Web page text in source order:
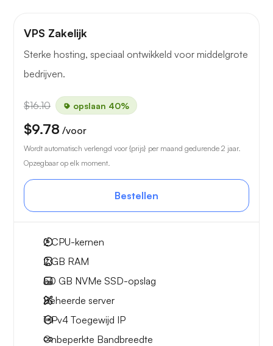
VPS Zakelijk
Sterke hosting, speciaal ontwikkeld voor middelgrote
bedrijven.
$16.10 opslaan 40%
$9.78 /voor
Wordt automatisch verlengd voor {prijs} per maand gedurende 2 jaar.
Opzegbaar op elk moment.
Bestellen
2CPU-kernen
2 GB RAM
50 GB NVMe SSD-opslag
Beheerde server
1 IPv4 Toegewijd IP
Onbeperkte Bandbreedte